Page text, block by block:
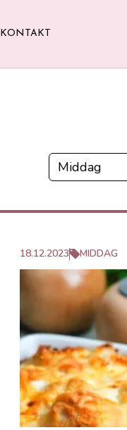
KONTAKT
Middag
18.12.2023 MIDDAG